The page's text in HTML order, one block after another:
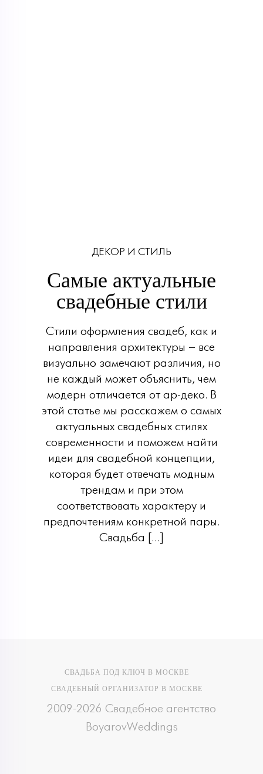
ДЕКОР И СТИЛЬ
Самые актуальные
свадебные стили
Стили оформления свадеб, как и
направления архитектуры – все
визуально замечают различия, но
не каждый может объяснить, чем
модерн отличается от ар-деко. В
этой статье мы расскажем о самых
актуальных свадебных стилях
современности и поможем найти
идеи для свадебной концепции,
которая будет отвечать модным
трендам и при этом
соответствовать характеру и
предпочтениям конкретной пары.
Свадьба […]
СВАДЬБА ПОД КЛЮЧ В МОСКВЕ
СВАДЕБНЫЙ ОРГАНИЗАТОР В МОСКВЕ
2009-2026 Свадебное агентство
BoyarovWeddings